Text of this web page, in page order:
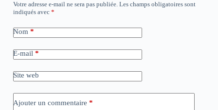
Votre adresse e-mail ne sera pas publiée. Les champs obligatoires sont
indiqués avec *
Nom *
E-mail *
Site web
Ajouter un commentaire *